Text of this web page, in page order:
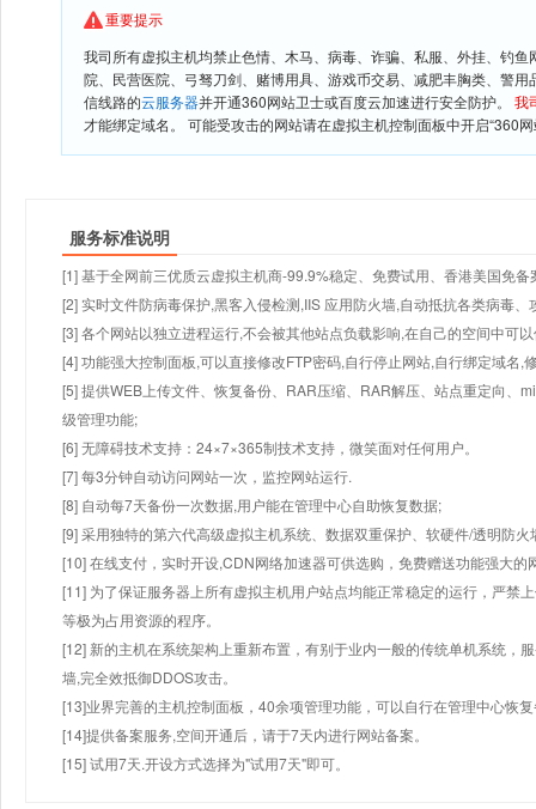
重要提示
我司所有虚拟主机均禁止色情、木马、病毒、诈骗、私服、外挂、钓
院、民营医院、弓驽刀剑、赌博用具、游戏币交易、减肥丰胸类、警
信线路的云服务器并开通360网站卫士或百度云加速进行安全防护。 我
才能绑定域名。 可能受攻击的网站请在虚拟主机控制面板中开启“360
服务标准说明
[1] 基于全网前三优质云虚拟主机商-99.9%稳定、免费试用、香港美国免
[2] 实时文件防病毒保护,黑客入侵检测,IIS 应用防火墙,自动抵抗各类病毒、
[3] 各个网站以独立进程运行,不会被其他站点负载影响,在自己的空间中可
[4] 功能强大控制面板,可以直接修改FTP密码,自行停止网站,自行绑定域名,
[5] 提供WEB上传文件、恢复备份、RAR压缩、RAR解压、站点重定向、
级管理功能;
[6] 无障碍技术支持：24×7×365制技术支持，微笑面对任何用户。
[7] 每3分钟自动访问网站一次，监控网站运行.
[8] 自动每7天备份一次数据,用户能在管理中心自助恢复数据;
[9] 采用独特的第六代高级虚拟主机系统、数据双重保护、软硬件/透明防火
[10] 在线支付，实时开设,CDN网络加速器可供选购，免费赠送功能强大
[11] 为了保证服务器上所有虚拟主机用户站点均能正常稳定的运行，严禁
等极为占用资源的程序。
[12] 新的主机在系统架构上重新布置，有别于业内一般的传统单机系统，
墙,完全效抵御DDOS攻击。
[13]业界完善的主机控制面板，40余项管理功能，可以自行在管理中心恢
[14]提供备案服务,空间开通后，请于7天内进行网站备案。
[15] 试用7天.开设方式选择为"试用7天"即可。